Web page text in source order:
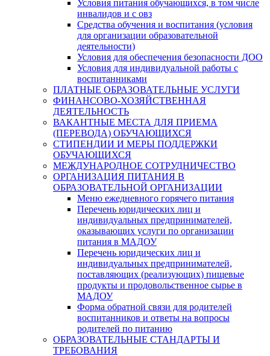
Условия питания обучающихся, в том числе
инвалидов и с овз
Средства обучения и воспитания (условия
для организации образовательной
деятельности)
Условия для обеспечения безопасности ДОО
Условия для индивидуальной работы с
воспитанниками
ПЛАТНЫЕ ОБРАЗОВАТЕЛЬНЫЕ УСЛУГИ
ФИНАНСОВО-ХОЗЯЙСТВЕННАЯ
ДЕЯТЕЛЬНОСТЬ
ВАКАНТНЫЕ МЕСТА ДЛЯ ПРИЕМА
(ПЕРЕВОДА) ОБУЧАЮЩИХСЯ
СТИПЕНДИИ И МЕРЫ ПОДДЕРЖКИ
ОБУЧАЮЩИХСЯ
МЕЖДУНАРОДНОЕ СОТРУДНИЧЕСТВО
ОРГАНИЗАЦИЯ ПИТАНИЯ В
ОБРАЗОВАТЕЛЬНОЙ ОРГАНИЗАЦИИ
Меню ежедневного горячего питания
Перечень юридических лиц и
индивидуальных предпринимателей,
оказывающих услуги по организации
питания в МАДОУ
Перечень юридических лиц и
индивидуальных предпринимателей,
поставляющих (реализующих) пищевые
продукты и продовольственное сырье в
МАДОУ
Форма обратной связи для родителей
воспитанников и ответы на вопросы
родителей по питанию
ОБРАЗОВАТЕЛЬНЫЕ СТАНДАРТЫ И
ТРЕБОВАНИЯ